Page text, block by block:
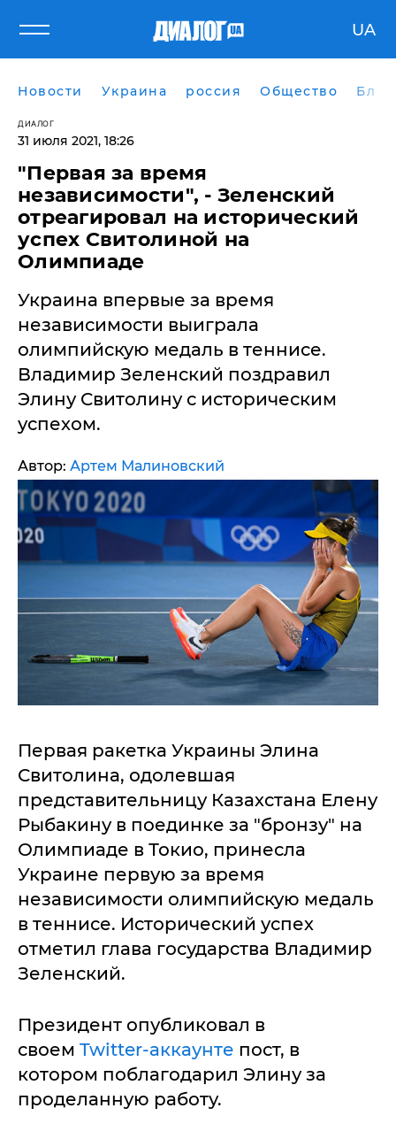
UA
Новости Украина россия Общество
ДИАЛОГ
31 июля 2021, 18:26
"Первая за время
независимости", - Зеленский
отреагировал на исторический
успех Свитолиной на
Олимпиаде
Украина впервые за время
независимости выиграла
олимпийскую медаль в теннисе.
Владимир Зеленский поздравил
Элину Свитолину с историческим
успехом.
Автор: Артем Малиновский
Первая ракетка Украины Элина
Свитолина, одолевшая
представительницу Казахстана Елену
Рыбакину в поединке за "бронзу" на
Олимпиаде в Токио, принесла
Украине первую за время
независимости олимпийскую медаль
в теннисе. Исторический успех
отметил глава государства Владимир
Зеленский.
Президент опубликовал в
своем Twitter-аккаунте пост, в
котором поблагодарил Элину за
проделанную работу.